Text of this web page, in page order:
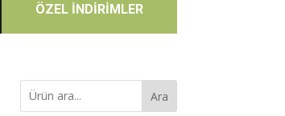
ÖZEL İNDİRİMLER
Ara